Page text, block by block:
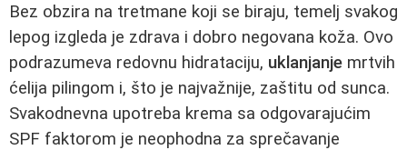
Bez obzira na tretmane koji se biraju, temelj svakog
lepog izgleda je zdrava i dobro negovana koža. Ovo
podrazumeva redovnu hidrataciju, uklanjanje mrtvih
ćelija pilingom i, što je najvažnije, zaštitu od sunca.
Svakodnevna upotreba krema sa odgovarajućim
SPF faktorom je neophodna za sprečavanje